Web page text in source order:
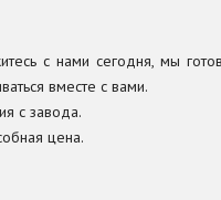
с нами сегодня, мы
вместе с вами.
с завода.
цена.